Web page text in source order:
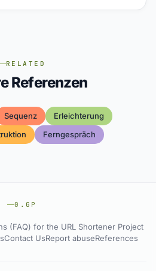
RELATED
Referenzen
Sequenz
Erleichterung
Ferngespräch
0.GP
(FAQ) for the URL Shortener Project
Contact UsReport abuseReferences